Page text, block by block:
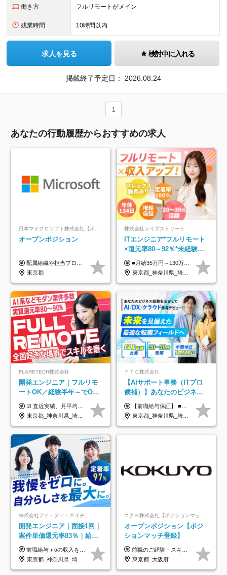
働き方 フルリモートがメイン
残業時間 10時間以内
求人を見る 検討中に入れる
掲載終了予定日： 2026.08.24
1
あなたの行動履歴からおすすめの求人
日本マイクロソフト株式会社【ポジションマッチ登録】
オープンポジション
配属組織や担当プロジェクトにより異なります。 ▼参考情報 ----------------------- 年俸650万～（1/12を月々支給） ※経験、能力を考慮の上、当社規定により優遇いたします。 ※時間外、休日出勤、深夜手当に対する賃金も基本年俸に含みます。
東京都
株式会社ライズストリート
ITエンジニア*フルリモート
×還元率80～92％*未経験歓
迎*年休134日*月給35万～*
定着率100%
■月給35万円～130万円＋賞与年2回＋各種手当 ※システムエンジニアの経験をお持ちの方は月給41万円以上＋賞与年2回（108万円～）＋手当 ■単価（年収）アップのチャンスは最大年12回 ※残業代は1分単位で100％全額支給。サービス残業などは一切ありません ※試用期間6ヵ月（試用期間中の待遇・給与に差はありません）
東京都_神奈川県_埼玉県_千葉県_大阪府_愛知県_北海道_青森県_岩手県_宮城県_秋田県_山形県_福島県_茨城県_栃木県_群馬県_新潟県_山梨県_長野県_富山県_石川県_福井県_静岡県_岐阜県_三重県_兵庫県_京都府_滋賀県_奈良県_和歌山県_広島県_岡山県_鳥取県_島根県_山口県_徳島県_香川県_愛媛県_高知県_福岡県_熊本県_佐賀県_長崎県_大分県_宮崎県_鹿児島県_沖縄県
FLARETECH株式会社
開発エンジニア｜フルリモ
ートOK／経験半年～でOK
／実質還元率80～90%／前
給保証／AI系など最先端案
件多数
☑︎ 直近実績、月平均17,000円の昇給 ☑︎ 前職給与100%保証 ☑︎ 実質還元率80～90% ☑︎ 待機時も給与は満額支給 月給35万円～70万円＋交通費など各種手当 ※想定年収：4,200,000円～10,560,000円 ※経験・能力等を考慮の上で決定します。 ※上記金額には、みなし残業手当（50時間分・104,000円～212,000円）を含みます。超過分は別途追加支給します。 ┗残業時間は月平均10時間、多い時でも20時間程度と安定しております ★単価連動型の給与体系ではないため、万が一待機になってもその間の給与は満額支給しています。 ＜1年間の昇給事例をご紹介！＞ ・20代/フロントエンドエンジニア：月給274,000円→月給362,000円（＋88,000円/月） ・20代/iOSエンジニア：月給237,000円→月給287,000円（＋50,000円/月） ・20代/Androidエンジニア：月給316,000円→月給374,000円（＋58,000円/月） ・30代/Javaエンジニア（上流）：月給340,000円→月給418,000円（＋78,000円/月） ・30代/PMO：月給340,000円→月給418,000円（＋78,000円/月）
東京都_神奈川県_埼玉県_千葉県_大阪府_愛知県_北海道_青森県_岩手県_宮城県_秋田県_山形県_福島県_茨城県_栃木県_群馬県_新潟県_山梨県_長野県_富山県_石川県_福井県_静岡県_岐阜県_三重県_兵庫県_京都府_滋賀県_奈良県_和歌山県_広島県_岡山県_鳥取県_島根県_山口県_徳島県_香川県_愛媛県_高知県_福岡県_熊本県_佐賀県_長崎県_大分県_宮崎県_鹿児島県_沖縄県
ＦＴＣ株式会社
【AIサポート事務（ITプロ
候補）】あなたのビジネス
経験をAI業界で活かす◆IT
未経験OK◆目指せるコンサ
ル
【前職給与保証】 ■未経験者： 月給30万円～35万円 ■ローキャリア（経験目安1年程度）： 月給35万円～40万円 ■経験者（経験目安3年以上）： 月給40万円～60万円 ■即戦力（経験目安5年以上）： 月給45万円～80万円 ※上記金額には固定残業代30時間分 【未経験者5万5000円～7万3000円、 ローキャリア6万4000円～7万3000円、 経験者5万8000円～10万9000円、 即戦力8万2000円～14万5000円】を含みます。 ※30時間を超える場合は追加で全額支給します。 ※経験・能力・前職給与などを総合的に評価したうえでご納得いただけるよう個別決定。 未経験者の場合、前職給与とポテンシャルを査定のうえ決定いたします。 ※日本国内でのIT業界経験、または同等の実務経験と能力に応じて決定します。 ※前職給与は日本円かつ、日本国内での実績に基づき評価します。 【納得の評価システム】 ★クォーター毎に査定する評価制度導入！ 明確な評価基準で翌年度年収を上げましょう！ ★評価対象期間に在籍中のほとんどの社員が昇給し 年収アップを実現しています！ ★様々なインセンティブ制度を用意し多角的に正当評価しています！ ※試用期間6カ月（期間中の待遇等に差異なし）
東京都_神奈川県_埼玉県_千葉県
株式会社アイ・ディ・エイチ
開発エンジニア｜面接1回｜
案件単価還元率83％｜給与
UP保証｜年休140日｜在宅
利用率9割｜独立支援・副業
制度
前職給与＋αの収入を保証 月給42万円～120万円＋各種手当＋賞与 給与基準が明確かつ高還元です。 一人ひとりが安定した環境のもと、長く活躍できる職場を目指しています。 ※平均年収650万円 ・還元率83％ ・各種手当について 職能手当／職務手当／資格手当／営業手当 など ※前職での経験・能力、給与などを考慮の上、当社規定により優遇いたします ※試用期間あり（3ヶ月／期間中の条件に変動はありません） ※上記金額には固定残業代（78,948円～225,564円/月30時間分）を含みます 超過分は別途全額支給いたします ・年収UPを保証 過去には転職時に〈年収200万円UP〉したエンジニアも在籍しています。入社時だけでなく、入社後も安心の給与水準で働ける環境です。キャリアや技術力が正当に評価されていないと感じていたら、一度面接でお話ししましょう！ 当社では管理職の人数は最低限にし、無駄な管理をしません。その費用削減分を社員の給与に還元しています！
東京都_神奈川県_埼玉県_千葉県_大阪府_愛知県_北海道_青森県_岩手県_宮城県_秋田県_山形県_福島県_茨城県_栃木県_群馬県_新潟県_山梨県_長野県_富山県_石川県_福井県_静岡県_岐阜県_三重県_兵庫県_京都府_滋賀県_奈良県_和歌山県_広島県_岡山県_鳥取県_島根県_山口県_徳島県_香川県_愛媛県_高知県_福岡県_熊本県_佐賀県_長崎県_大分県_宮崎県_鹿児島県_沖縄県
オープンポジション【ポジ
ションマッチ登録】
前職のご経験・スキル等を考慮して決定します。
東京都_大阪府